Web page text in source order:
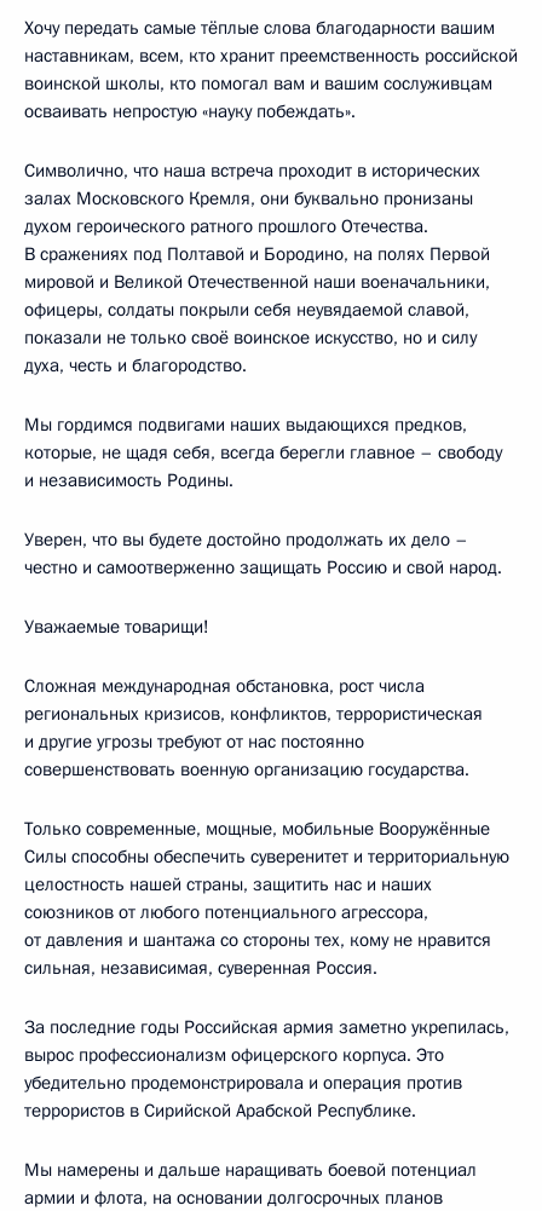
Хочу передать самые тёплые слова благодарности вашим
наставникам, всем, кто хранит преемственность российской
воинской школы, кто помогал вам и вашим сослуживцам
осваивать непростую «науку побеждать».
Символично, что наша встреча проходит в исторических
залах Московского Кремля, они буквально пронизаны
духом героического ратного прошлого Отечества.
В сражениях под Полтавой и Бородино, на полях Первой
мировой и Великой Отечественной наши военачальники,
офицеры, солдаты покрыли себя неувядаемой славой,
показали не только своё воинское искусство, но и силу
духа, честь и благородство.
Мы гордимся подвигами наших выдающихся предков,
которые, не щадя себя, всегда берегли главное – свободу
и независимость Родины.
Уверен, что вы будете достойно продолжать их дело –
честно и самоотверженно защищать Россию и свой народ.
Уважаемые товарищи!
Сложная международная обстановка, рост числа
региональных кризисов, конфликтов, террористическая
и другие угрозы требуют от нас постоянно
совершенствовать военную организацию государства.
Только современные, мощные, мобильные Вооружённые
Силы способны обеспечить суверенитет и территориальную
целостность нашей страны, защитить нас и наших
союзников от любого потенциального агрессора,
от давления и шантажа со стороны тех, кому не нравится
сильная, независимая, суверенная Россия.
За последние годы Российская армия заметно укрепилась,
вырос профессионализм офицерского корпуса. Это
убедительно продемонстрировала и операция против
террористов в Сирийской Арабской Республике.
Мы намерены и дальше наращивать боевой потенциал
армии и флота, на основании долгосрочных планов